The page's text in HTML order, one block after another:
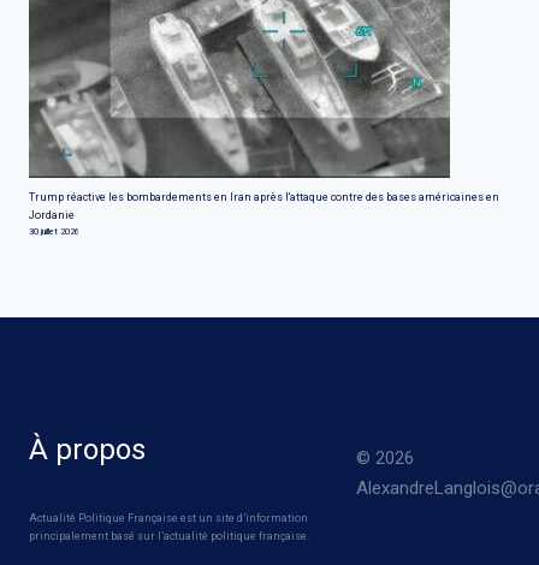
Trump réactive les bombardements en Iran après l'attaque contre des bases américaines en
Jordanie
30 juillet 2026
À propos
Actualité Politique Française est un site d’information
principalement basé sur l’actualité politique française.
© 2026